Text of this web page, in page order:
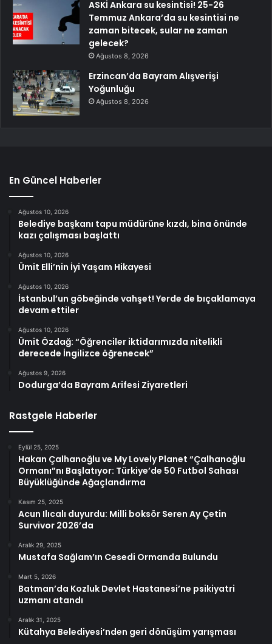
ASKİ Ankara su kesintisi! 25-26
Temmuz Ankara’da su kesintisi ne
zaman bitecek, sular ne zaman
gelecek?
Ağustos 8, 2026
Erzincan’da Bayram Alışverişi
Yoğunluğu
Ağustos 8, 2026
En Güncel Haberler
Ağustos 10, 2026
Belediye başkanı tapu müdürüne kızdı, bina önünde
kazı çalışması başlattı
Ağustos 10, 2026
Ümit Elli’nin İyi Yaşam Hikayesi
Ağustos 10, 2026
İstanbul’un göbeğinde vahşet! Yerde de bıçaklamaya
devam ettiler
Ağustos 10, 2026
Ümit Özdağ: “Öğrenciler iktidarımızda nitelikli
derecede İngilizce öğrenecek”
Ağustos 9, 2026
Dodurga’da Bayram Arifesi Ziyaretleri
Rastgele Haberler
Eylül 25, 2025
Hakan Çalhanoğlu ve My Lovely Planet “Çalhanoğlu
Ormanı”nı Başlatıyor: Türkiye’de 50 Futbol Sahası
Büyüklüğünde Ağaçlandırma
Kasım 25, 2025
Acun Ilıcalı duyurdu: Milli boksör Seren Ay Çetin
Survivor 2026’da
Aralık 29, 2025
Mustafa Sağlam’ın Cesedi Ormanda Bulundu
Mart 5, 2026
Batman’da Kozluk Devlet Hastanesi’ne psikiyatri
uzmanı atandı
Aralık 31, 2025
Kütahya Belediyesi’nden geri dönüşüm yarışması